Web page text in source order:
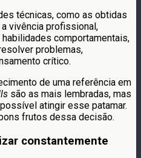
técnicas, como as obtidas
vivência profissional,
habilidades comportamentais,
problemas,
crítico.
de uma referência em
são as mais lembradas, mas
atingir esse patamar.
frutos dessa decisão.
constantemente